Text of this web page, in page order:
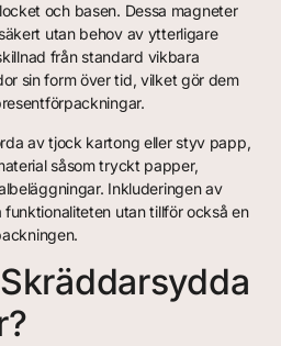
och basen. Dessa magneter
utan behov av ytterligare
från standard vikbara
sin form över tid, vilket gör dem
av tjock kartong eller styv papp,
såsom tryckt papper,
Inkluderingen av
utan tillför också en